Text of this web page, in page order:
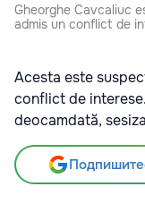
Gheorghe Cavcaliuc
admis un conflict de
Acesta este
conflict de
deocamdată,